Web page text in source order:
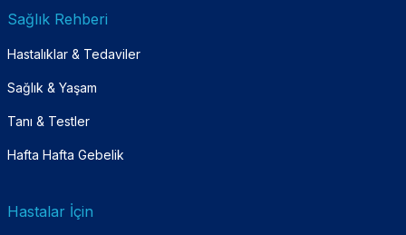
Sağlık Rehberi
Hastalıklar & Tedaviler
Sağlık & Yaşam
Tanı & Testler
Hafta Hafta Gebelik
Hastalar İçin